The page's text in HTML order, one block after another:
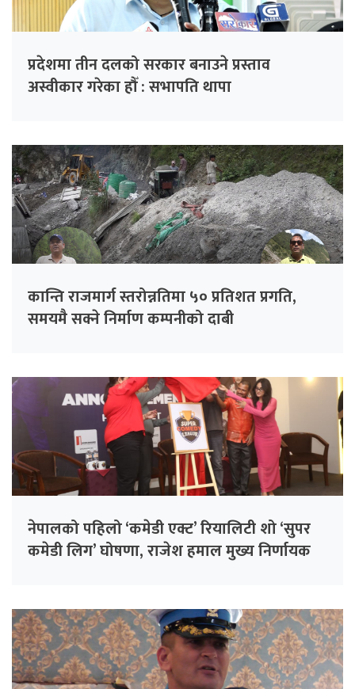
प्रदेशमा तीन दलको सरकार बनाउने प्रस्ताव
अस्वीकार गरेका हौँ : सभापति थापा
कान्ति राजमार्ग स्तरोन्नतिमा ५० प्रतिशत प्रगति,
समयमै सक्ने निर्माण कम्पनीको दाबी
नेपालको पहिलो ‘कमेडी एक्ट’ रियालिटी शो ‘सुपर
कमेडी लिग’ घोषणा, राजेश हमाल मुख्य निर्णायक